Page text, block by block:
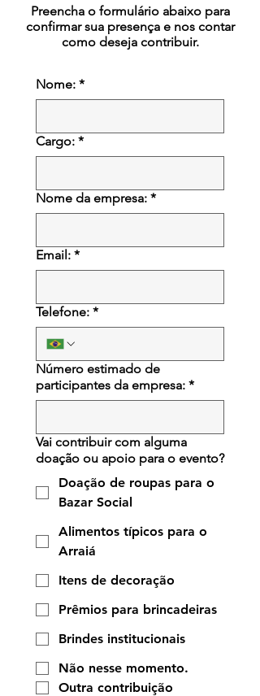
Preencha o formulário abaixo para
confirmar sua presença e nos contar
como deseja contribuir.
Nome: *
Cargo: *
Nome da empresa: *
Email: *
Telefone: *
Número estimado de
participantes da empresa: *
Vai contribuir com alguma
doação ou apoio para o evento?
Doação de roupas para o
Bazar Social
Alimentos típicos para o
Arraiá
Itens de decoração
Prêmios para brincadeiras
Brindes institucionais
Não nesse momento.
Outra contribuição